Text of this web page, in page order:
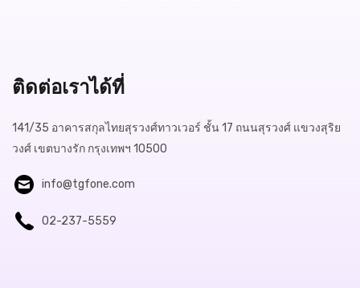
ติดต่อเราได้ที่
141/35 อาคารสกุลไทยสุรวงศ์ทาวเวอร์ ชั้น 17 ถนนสุรวงศ์ แขวงสุริย
วงศ์ เขตบางรัก กรุงเทพฯ 10500
info@tgfone.com
02-237-5559